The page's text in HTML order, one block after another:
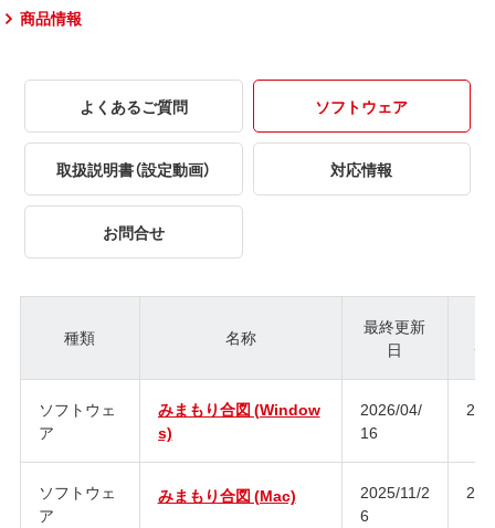
商品情報
よくあるご質問 ソフトウェア
取扱説明書（設定動画） 対応情報
お問合せ
種類 名称
最終更新
日
ジ
ソフトウェ
ア
みまもり合図 (Window
s)
2026/04/
16
ソフトウェ
ア
みまもり合図 (Mac)
2025/11/2
6